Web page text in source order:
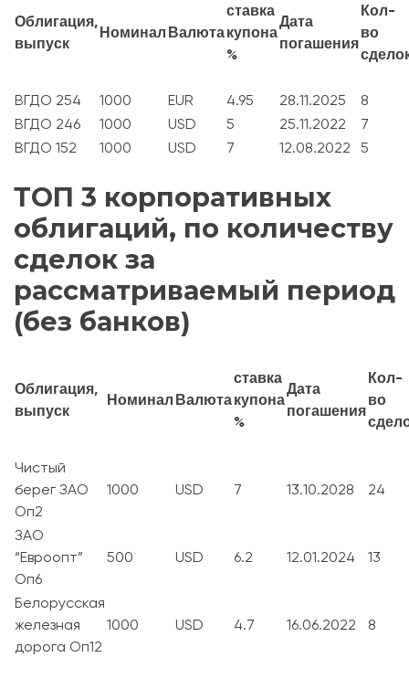
Облигация,
выпуск
НоминалВалюта
ставка
купона
%
Дата
погашения
Кол-
во
ВГДО 254 1000 EUR 4.95 28.11.2025
8
ВГДО 246
1000 USD 5 25.11.2022
7
ВГДО 152
1000 USD 7 12.08.2022 5
ТОП 3 корпоративных
облигаций, по количеству
сделок за
рассматриваемый период
(без банков)
Облигация,
выпуск
НоминалВалюта
ставка
купона
%
Дата
погашения
Кол-
во
Чистый
берег ЗАО
Оп2
1000 USD 7 13.10.2028 24
ЗАО
“Евроопт”
Оп6
500 USD 6.2 12.01.2024 13
Белорусская
железная
дорога Оп12
1000 USD 4.7 16.06.2022 8